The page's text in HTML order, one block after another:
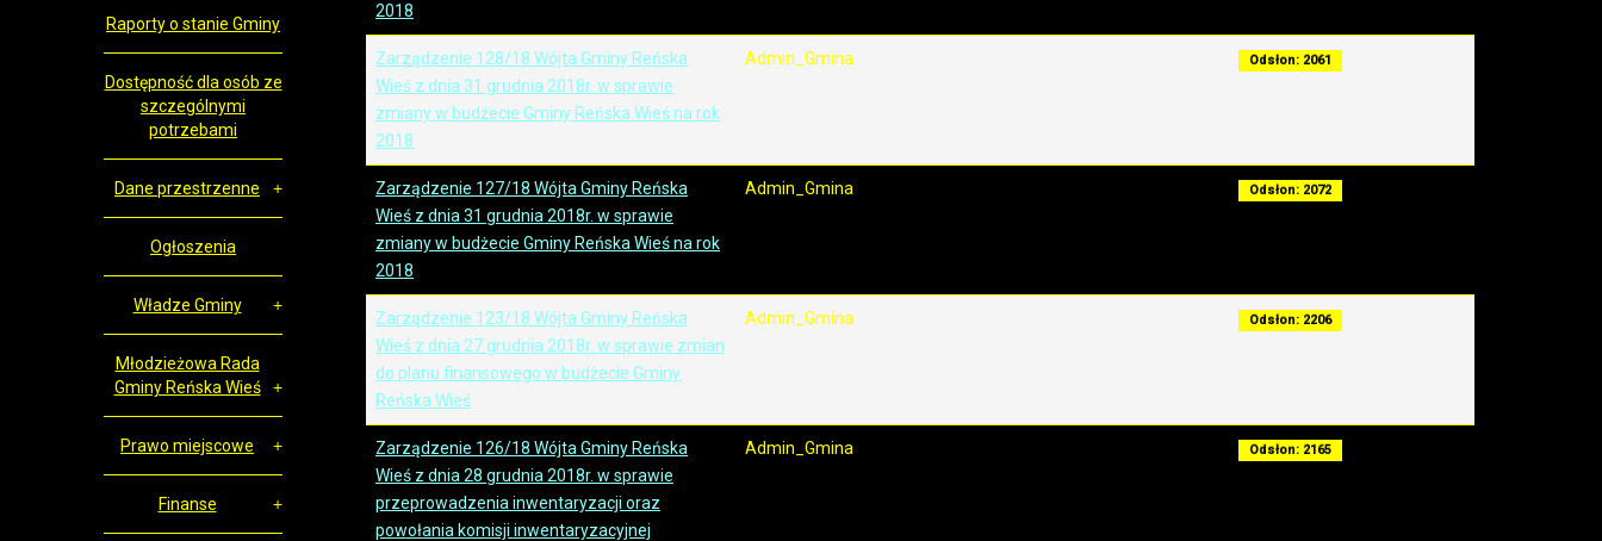
2018
Zarządzenie 128/18 Wójta Gminy Reńska
Wieś z dnia 31 grudnia 2018r. w sprawie
zmiany w budżecie Gminy Reńska Wieś na rok
2018
Admin_Gmina Odsłon: 2061
Zarządzenie 127/18 Wójta Gminy Reńska
Wieś z dnia 31 grudnia 2018r. w sprawie
zmiany w budżecie Gminy Reńska Wieś na rok
2018
Admin_Gmina Odsłon: 2072
Zarządzenie 123/18 Wójta Gminy Reńska
Wieś z dnia 27 grudnia 2018r. w sprawie zmian
do planu finansowego w budżecie Gminy
Reńska Wieś
Admin_Gmina Odsłon: 2206
Zarządzenie 126/18 Wójta Gminy Reńska
Wieś z dnia 28 grudnia 2018r. w sprawie
przeprowadzenia inwentaryzacji oraz
powołania komisji inwentaryzacyjnej
Admin_Gmina Odsłon: 2165
Raporty o stanie Gminy
Dostępność dla osób ze
szczególnymi
potrzebami
Dane przestrzenne
Ogłoszenia
Władze Gminy
Młodzieżowa Rada
Gminy Reńska Wieś
Prawo miejscowe
Finanse